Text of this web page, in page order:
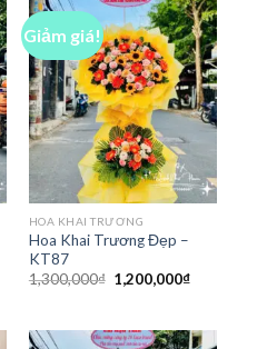
Giảm giá!
HOA KHAI TRƯƠNG
Hoa Khai Trương Đẹp –
KT87
1,300,000₫ Giá
gốc
1,200,000₫Giá